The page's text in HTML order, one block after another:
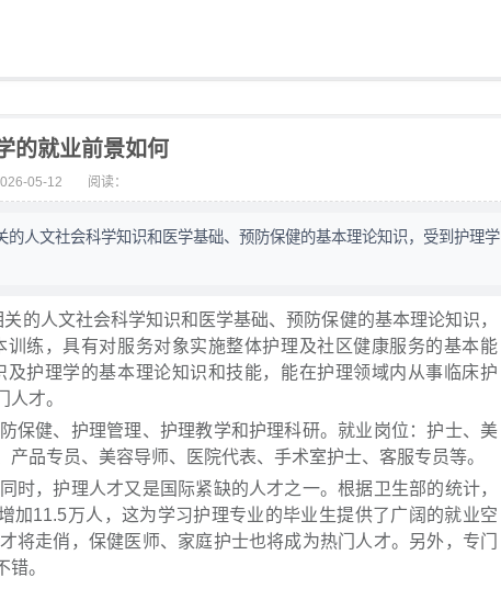
的就业前景如何
05-12 阅读：
人文社会科学知识和医学基础、预防保健的基本理论知识，受到护理学
的人文社会科学知识和医学基础、预防保健的基本理论知识，
练，具有对服务对象实施整体护理及社区健康服务的基本能
护理学的基本理论知识和技能，能在护理领域内从事临床护
才。
保健、护理管理、护理教学和护理科研。就业岗位：护士、美
品专员、美容导师、医院代表、手术室护士、客服专员等。
，护理人才又是国际紧缺的人才之一。根据卫生部的统计，
加11.5万人，这为学习护理专业的毕业生提供了广阔的就业空
走俏，保健医师、家庭护士也将成为热门人才。另外，专门
。